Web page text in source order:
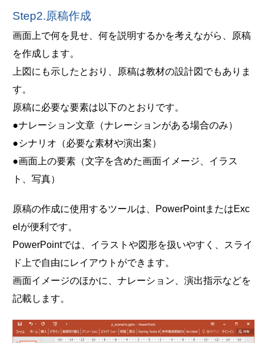
Step2.原稿作成
画面上で何を見せ、何を説明するかを考えながら、原稿
を作成します。
上図にも示したとおり、原稿は教材の設計図でもありま
す。
原稿に必要な要素は以下のとおりです。
●ナレーション文章（ナレーションがある場合のみ）
●シナリオ（必要な素材や演出案）
●画面上の要素（文字を含めた画面イメージ、イラス
ト、写真）
原稿の作成に使用するツールは、PowerPointまたはExc
elが便利です。
PowerPointでは、イラストや図形を扱いやすく、スライ
ド上で自由にレイアウトができます。
画面イメージのほかに、ナレーション、演出指示などを
記載します。